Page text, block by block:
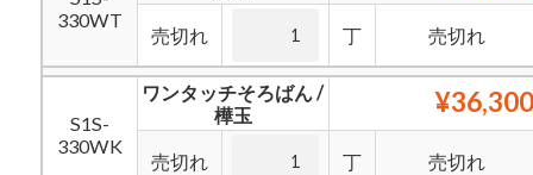
330WT
売切れ 丁 売切れ
S1S-
330WK
ワンタッチそろばん /
樺玉
¥36,300
売切れ 丁 売切れ